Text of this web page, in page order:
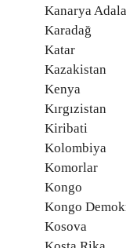
Kanarya
Karadağ
Katar
Kazakistan
Kenya
Kırgızistan
Kiribati
Kolombiya
Komorlar
Kongo
Kongo
Kosova